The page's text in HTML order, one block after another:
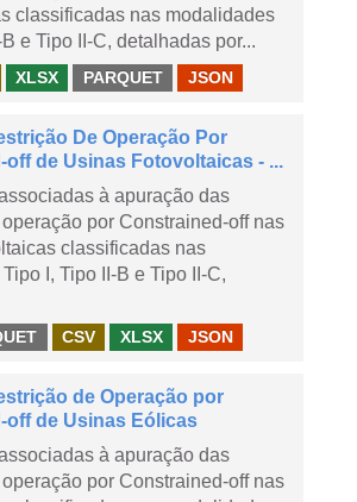
classificadas nas modalidades
e Tipo II-C, detalhadas por...
XLSX PARQUET JSON
De Operação Por
de Usinas Fotovoltaicas - ...
à apuração das
por Constrained-off nas
classificadas nas
I, Tipo II-B e Tipo II-C,
CSV XLSX JSON
de Operação por
off de Usinas Eólicas
à apuração das
por Constrained-off nas